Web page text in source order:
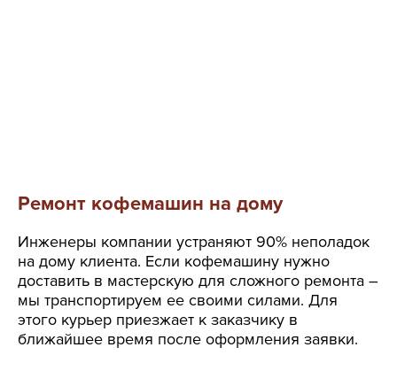
Ремонт кофемашин на дому
Инженеры компании устраняют 90% неполадок
на дому клиента. Если кофемашину нужно
доставить в мастерскую для сложного ремонта –
мы транспортируем ее своими силами. Для
этого курьер приезжает к заказчику в
ближайшее время после оформления заявки.